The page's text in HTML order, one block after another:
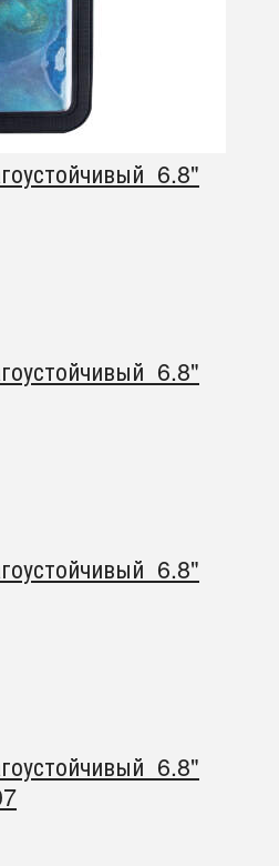
6.8"
6.8"
6.8"
6.8"